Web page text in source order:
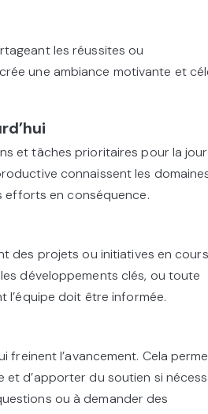
les réussites ou
une ambiance motivante et
et tâches prioritaires pour la
connaissent les
efforts en conséquence.
des projets ou initiatives en
développements clés, ou toute
l’équipe doit être informée.
l’avancement. Cela
d’apporter du soutien si
ou à demander des